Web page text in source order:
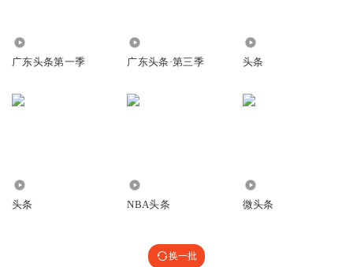
广东头条第一季 广东头条·第三季 头条
头条 NBA头条 微头条
换一批